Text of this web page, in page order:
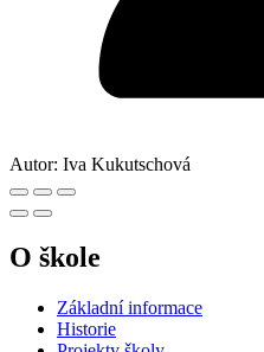
Autor: Iva Kukutschová
O škole
Základní informace
Historie